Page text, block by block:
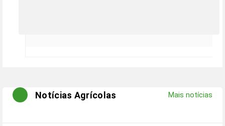
Notícias Agrícolas Mais notícias